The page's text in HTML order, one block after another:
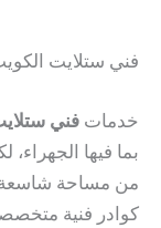
فني ستلايت
خدمات فني
بما فيها
من مساحة شاسعة
كوادر فنية